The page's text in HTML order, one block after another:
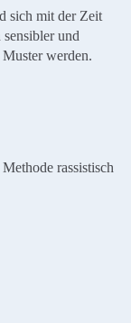
sich mit der Zeit
und
werden.
rassistisch